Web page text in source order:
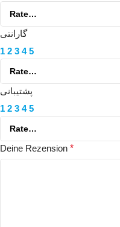
گارانتی
1 2 3 4 5
پشتیبانی
1 2 3 4 5
Deine Rezension *